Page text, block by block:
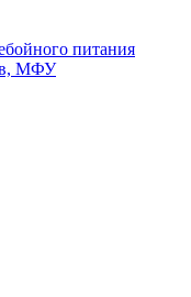
питания
МФУ